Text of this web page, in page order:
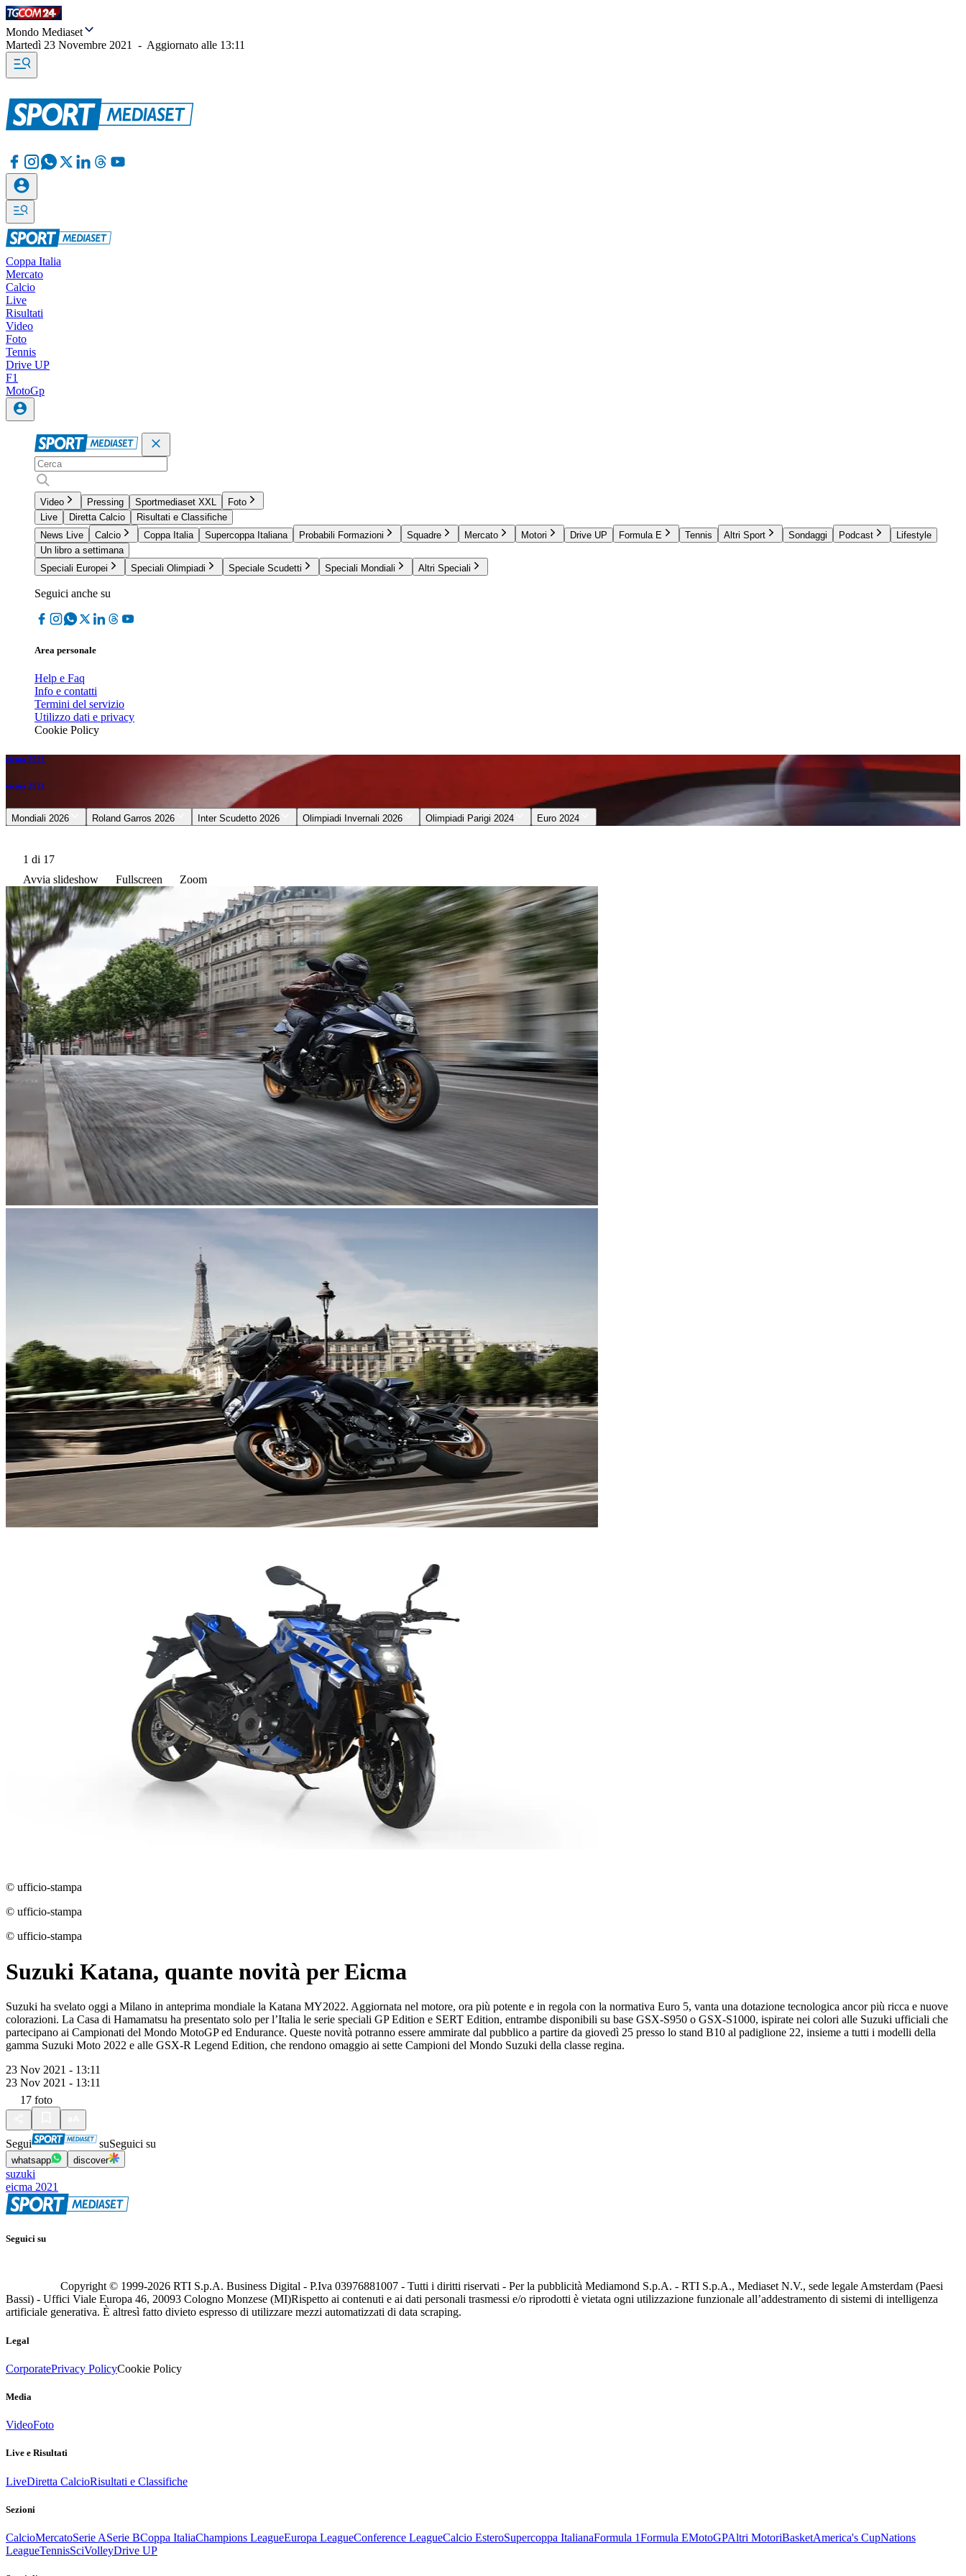
Mondo Mediaset
Martedì 23 Novembre 2021
- Aggiornato alle 13:11
Coppa Italia
Mercato
Calcio
Live
Risultati
Video
Foto
Tennis
Drive UP
F1
MotoGp
Video Pressing Sportmediaset XXL
Foto
Live
Diretta Calcio
Risultati e Classifiche
News Live
Calcio Coppa Italia Supercoppa Italiana Probabili Formazioni Squadre Mercato Motori Drive UP Formula E Tennis Altri Sport Sondaggi Podcast
Lifestyle
Un libro a settimana
Speciali Europei
Speciali Olimpiadi Speciale Scudetti Speciali Mondiali Altri Speciali
Seguici anche su
Area personale
Help e Faq
Info e contatti
Termini del servizio
Utilizzo dati e privacy
Cookie Policy
eicma 2021
eicma 2021
Mondiali 2026 Roland Garros 2026 Inter Scudetto 2026 Olimpiadi Invernali 2026 Olimpiadi Parigi 2024 Euro 2024
1 di 17
Avvia slideshow
Fullscreen Zoom
© ufficio-stampa
© ufficio-stampa
© ufficio-stampa
Suzuki Katana, quante novità per Eicma
Suzuki ha svelato oggi a Milano in anteprima mondiale la Katana MY2022. Aggiornata nel motore, ora più potente e in regola con la normativa Euro 5, vanta una dotazione tecnologica ancor più ricca e nuove
colorazioni. La Casa di Hamamatsu ha presentato solo per l’Italia le serie speciali GP Edition e SERT Edition, entrambe disponibili su base GSX-S950 o GSX-S1000, ispirate nei colori alle Suzuki ufficiali che
partecipano ai Campionati del Mondo MotoGP ed Endurance. Queste novità potranno essere ammirate dal pubblico a partire da giovedì 25 presso lo stand B10 al padiglione 22, insieme a tutti i modelli della
gamma Suzuki Moto 2022 e alle GSX-R Legend Edition, che rendono omaggio ai sette Campioni del Mondo Suzuki della classe regina.
23 Nov 2021 - 13:11
23 Nov 2021 - 13:11
17 foto
Segui suSeguici su
whatsapp discover
suzuki
eicma 2021
Seguici su
Copyright © 1999-2026 RTI S.p.A. Business Digital - P.Iva 03976881007 - Tutti i diritti riservati - Per la pubblicità Mediamond S.p.A. - RTI S.p.A., Mediaset N.V., sede legale Amsterdam (Paesi
Bassi) - Uffici Viale Europa 46, 20093 Cologno Monzese (MI)Rispetto ai contenuti e ai dati personali trasmessi e/o riprodotti è vietata ogni utilizzazione funzionale all’addestramento di sistemi di intelligenza
artificiale generativa. È altresì fatto divieto espresso di utilizzare mezzi automatizzati di data scraping.
Legal
CorporatePrivacy PolicyCookie Policy
Media
VideoFoto
Live e Risultati
LiveDiretta CalcioRisultati e Classifiche
Sezioni
CalcioMercatoSerie ASerie BCoppa ItaliaChampions LeagueEuropa LeagueConference LeagueCalcio EsteroSupercoppa ItalianaFormula 1Formula EMotoGPAltri MotoriBasketAmerica's CupNations
LeagueTennisSciVolleyDrive UP